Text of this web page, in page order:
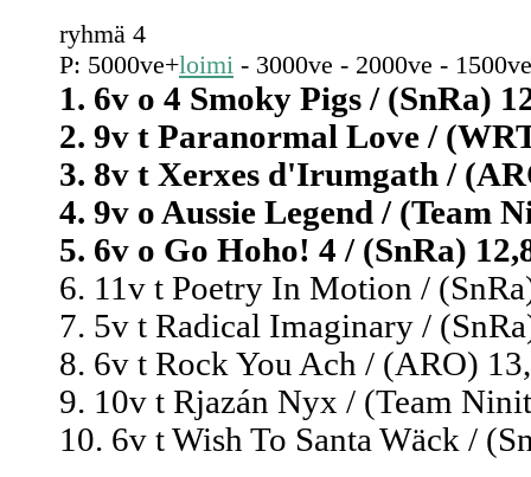
ryhmä 4
P: 5000ve+loimi - 3000ve - 2000ve -
1. 6v o 4 Smoky Pigs / (SnRa)
2. 9v t Paranormal Love /
3. 8v t Xerxes d'Irumgath /
4. 9v o Aussie Legend / (Team
5. 6v o Go Hoho! 4 / (SnRa)
6. 11v t Poetry In Motion /
7. 5v t Radical Imaginary /
8. 6v t Rock You Ach / (ARO)
9. 10v t Rjazán Nyx / (Team
10. 6v t Wish To Santa Wäck /